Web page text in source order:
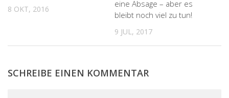
8 OKT, 2016
eine Absage – aber es
bleibt noch viel zu tun!
9 JUL, 2017
SCHREIBE EINEN KOMMENTAR